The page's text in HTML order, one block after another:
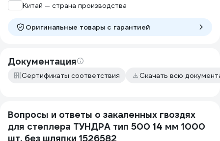
Китай — страна производства
Оригинальные товары c гарантией
Документация
Сертификаты соответствия Скачать всю
Вопросы и ответы о закаленных гвоздях
для степлера ТУНДРА тип 500 14 мм 1000
шт. без шляпки 1526582